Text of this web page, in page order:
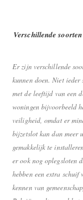
Verschillende
Er zijn verschillende
kunnen doen. Niet
met de leeftijd van een
woningen bijvoorbeeld
veiligheid, omdat er
bijzetslot kan dan meer
gemakkelijk te
er ook nog oplegsloten
hebben een extra
kennen van